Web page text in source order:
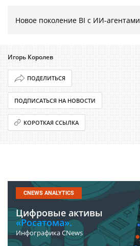
Новое поколение BI с ИИ-агентами
Игорь Королев
ПОДЕЛИТЬСЯ
ПОДПИСАТЬСЯ НА НОВОСТИ
КОРОТКАЯ ССЫЛКА
CNEWS ANALYTICS
Цифровые активы
«Росатома».
Инфографика CNews